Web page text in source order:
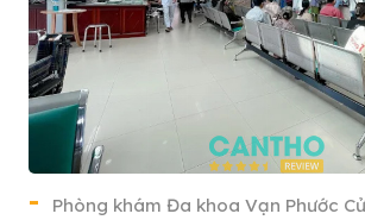
Phòng khám Đa khoa Vạn Phước